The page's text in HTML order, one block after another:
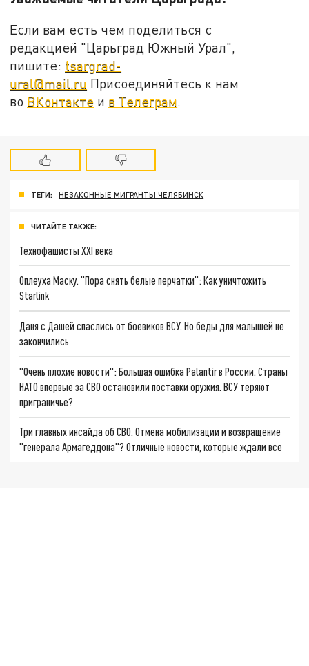
Если вам есть чем поделиться с
редакцией "Царьград Южный Урал",
пишите: tsargrad-
ural@mail.ru Присоединяйтесь к нам
во ВКонтакте и в Телеграм.
ТЕГИ: НЕЗАКОННЫЕ МИГРАНТЫ ЧЕЛЯБИНСК
ЧИТАЙТЕ ТАКЖЕ:
Технофашисты XXI века
Оплеуха Маску. "Пора снять белые перчатки": Как уничтожить
Starlink
Даня с Дашей спаслись от боевиков ВСУ. Но беды для малышей не
закончились
"Очень плохие новости": Большая ошибка Palantir в России. Страны
НАТО впервые за СВО остановили поставки оружия. ВСУ теряют
приграничье?
Три главных инсайда об СВО. Отмена мобилизации и возвращение
"генерала Армагеддона"? Отличные новости, которые ждали все